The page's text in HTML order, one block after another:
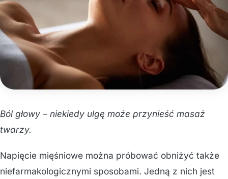
Ból głowy – niekiedy ulgę może przynieść masaż
twarzy.
Napięcie mięśniowe można próbować obniżyć także
niefarmakologicznymi sposobami. Jedną z nich jest